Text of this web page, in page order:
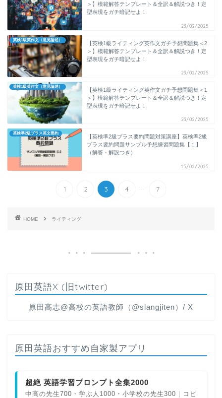
＞】模範解答テンプレート＆全訳＆解説つき！定
型表現をガチ暗記せよ！
23/02/2025
英検1級英作文（意見論述）
【英検1級ライティング英作文ガチ予想問題集＜2
＞】模範解答テンプレート＆全訳＆解説つき！定
型表現をガチ暗記せよ！
23/02/2025
英検1級英作文（意見論述）
【英検1級ライティング英作文ガチ予想問題集＜1
＞】模範解答テンプレート＆全訳＆解説つき！定
型表現をガチ暗記せよ！
23/02/2025
英検準2級プラス英文要約
【英検準2級プラス要約問題対策講座】英検準2級
プラス要約問題サンプル予想練習問題集【１】
（解答・解説つき）
15/02/2025
1 2 3 4 ... 7
HOME ライティング
原田英語X (旧twitter)
原田高志@高校の英語教師（@slangjiten）/ X
原田英語おすすめ自家製アプリ
超絶 英語学習プロンプト全集2000
中高の先生700・学ぶ人1000・小学校の先生300｜コピ